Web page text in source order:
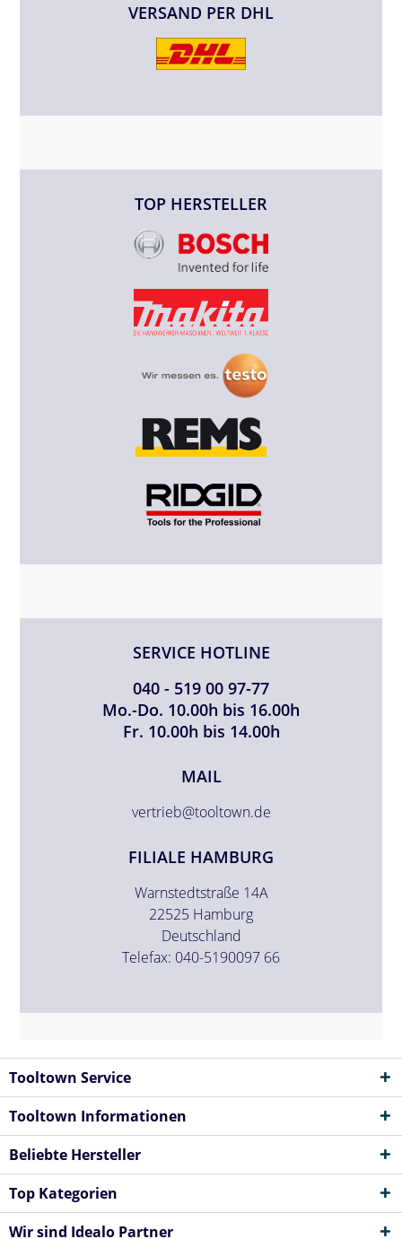
VERSAND PER DHL
TOP HERSTELLER
SERVICE HOTLINE
040 - 519 00 97-77
Mo.-Do. 10.00h bis 16.00h
Fr. 10.00h bis 14.00h
MAIL
vertrieb@tooltown.de
FILIALE HAMBURG
Warnstedtstraße 14A
22525 Hamburg
Deutschland
Telefax: 040-5190097 66
Tooltown Service
Tooltown Informationen
Beliebte Hersteller
Top Kategorien
Wir sind Idealo Partner